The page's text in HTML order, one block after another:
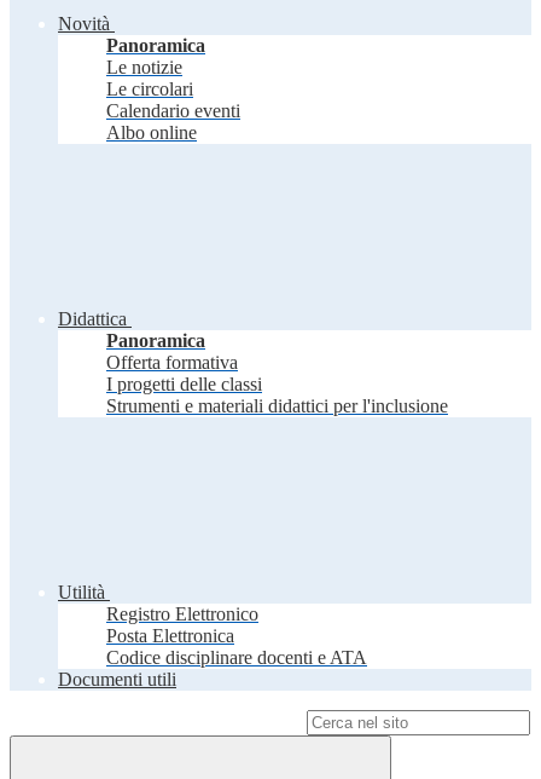
Novità
Panoramica
Le notizie
Le circolari
Calendario eventi
Albo online
Didattica
Panoramica
Offerta formativa
I progetti delle classi
Strumenti e materiali didattici per l'inclusione
Utilità
Registro Elettronico
Posta Elettronica
Codice disciplinare docenti e ATA
Documenti utili